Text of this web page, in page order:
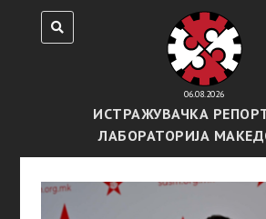
06.08.2026
ИСТРАЖУВАЧКА
ЛАБОРАТОРИЈА